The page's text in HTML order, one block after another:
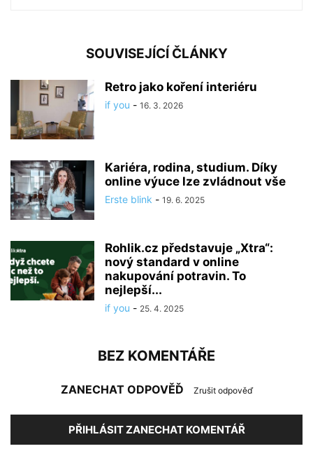
SOUVISEJÍCÍ ČLÁNKY
Retro jako koření interiéru
if you - 16. 3. 2026
Kariéra, rodina, studium. Díky
online výuce lze zvládnout vše
Erste blink - 19. 6. 2025
Rohlik.cz představuje „Xtra“:
nový standard v online
nakupování potravin. To
nejlepší...
if you - 25. 4. 2025
BEZ KOMENTÁŘE
ZANECHAT ODPOVĚĎ Zrušit odpověď
PŘIHLÁSIT ZANECHAT KOMENTÁŘ